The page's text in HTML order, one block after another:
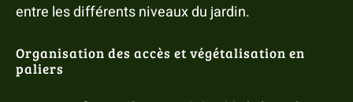
entre les différents niveaux du jardin.
Organisation des accès et végétalisation en
paliers